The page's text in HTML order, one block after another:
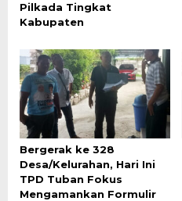
Pilkada Tingkat
Kabupaten
Bergerak ke 328
Desa/Kelurahan, Hari Ini
TPD Tuban Fokus
Mengamankan Formulir